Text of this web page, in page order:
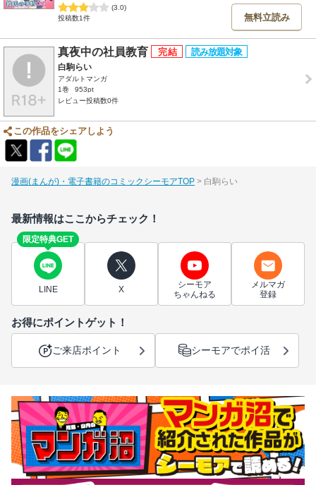
(3.0)
投稿数1件
無料立読み
真夜中の社員教育
白駒らい
アダルトマンガ
1巻
953pt
レビュー投稿数0件
この作品をシェアしよう
漫画(まんが)・電子書籍のコミックシーモアTOP 白駒らい
最新情報はここからチェック！
限定特典GET
LINE X
シーモア
ちゃんねる
メルマガ
登録
お得にポイントゲット！
ご来店ポイント シーモアでポイ活